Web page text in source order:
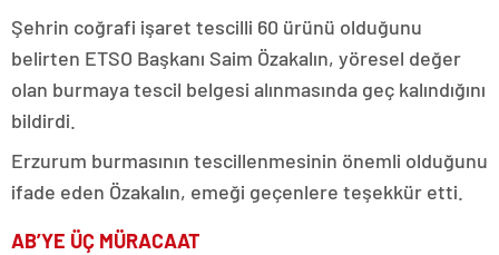
Şehrin coğrafi işaret tescilli 60 ürünü olduğunu
belirten ETSO Başkanı Saim Özakalın, yöresel değer
olan burmaya tescil belgesi alınmasında geç kalındığını
bildirdi.
Erzurum burmasının tescillenmesinin önemli olduğunu
ifade eden Özakalın, emeği geçenlere teşekkür etti.
AB’YE ÜÇ MÜRACAAT